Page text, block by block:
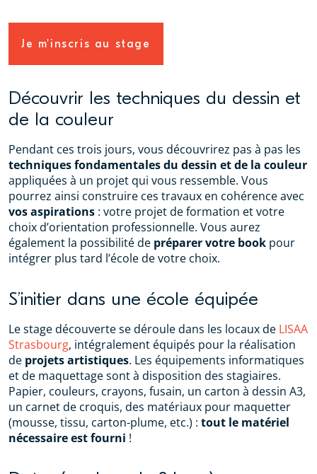
Je m'inscris au stage
Découvrir les techniques du dessin et
de la couleur
Pendant ces trois jours, vous découvrirez pas à pas les
techniques fondamentales du dessin et de la couleur
appliquées à un projet qui vous ressemble. Vous
pourrez ainsi construire ces travaux en cohérence avec
vos aspirations : votre projet de formation et votre
choix d’orientation professionnelle. Vous aurez
également la possibilité de préparer votre book pour
intégrer plus tard l’école de votre choix.
S’initier dans une école équipée
Le stage découverte se déroule dans les locaux de LISAA
Strasbourg, intégralement équipés pour la réalisation
de projets artistiques. Les équipements informatiques
et de maquettage sont à disposition des stagiaires.
Papier, couleurs, crayons, fusain, un carton à dessin A3,
un carnet de croquis, des matériaux pour maquetter
(mousse, tissu, carton-plume, etc.) : tout le matériel
nécessaire est fourni !